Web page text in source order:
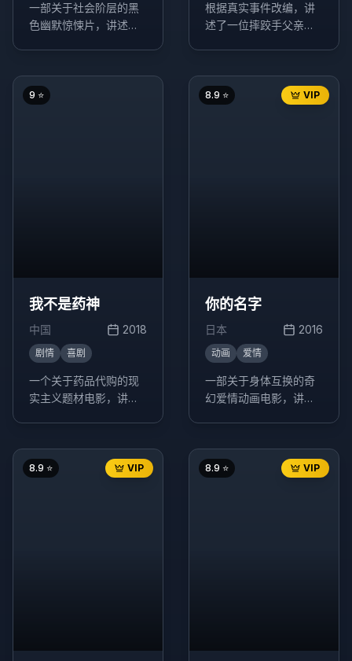
一部关于社会阶层的黑
色幽默惊悚片，讲述了
作，最终引发一系列意
想不到的事件。
根据真实事件改编，讲
述了一位摔跤手父亲培
9 ⭐
我不是药神
中国 2018
剧情 喜剧
一个关于药品代购的现
实主义题材电影，讲述
一跃成为印度仿制药"格
列宁"独家代理商的故
VIP
8.9 ⭐
你的名字
日本 2016
动画 爱情
一部关于身体互换的奇
幻爱情动画电影，讲述
女宫水三叶，在梦中互
换身体的奇妙经历。
VIP
8.9 ⭐ VIP
8.9 ⭐